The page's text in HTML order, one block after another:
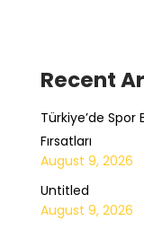
Recent
Türkiye’de
Fırsatları
August 9, 2026
Untitled
August 9, 2026